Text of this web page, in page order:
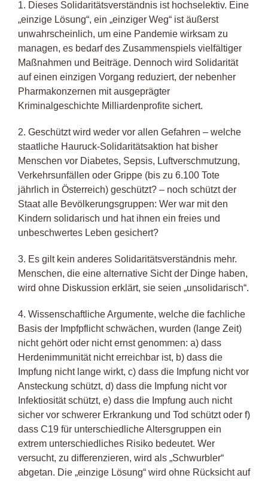
1. Dieses Solidaritätsverständnis ist hochselektiv. Eine
„einzige Lösung“, ein „einziger Weg“ ist äußerst
unwahrscheinlich, um eine Pandemie wirksam zu
managen, es bedarf des Zusammenspiels vielfältiger
Maßnahmen und Beiträge. Dennoch wird Solidarität
auf einen einzigen Vorgang reduziert, der nebenher
Pharmakonzernen mit ausgeprägter
Kriminalgeschichte Milliardenprofite sichert.
2. Geschützt wird weder vor allen Gefahren – welche
staatliche Hauruck-Solidaritätsaktion hat bisher
Menschen vor Diabetes, Sepsis, Luftverschmutzung,
Verkehrsunfällen oder Grippe (bis zu 6.100 Tote
jährlich in Österreich) geschützt? – noch schützt der
Staat alle Bevölkerungsgruppen: Wer war mit den
Kindern solidarisch und hat ihnen ein freies und
unbeschwertes Leben gesichert?
3. Es gilt kein anderes Solidaritätsverständnis mehr.
Menschen, die eine alternative Sicht der Dinge haben,
wird ohne Diskussion erklärt, sie seien „unsolidarisch“.
4. Wissenschaftliche Argumente, welche die fachliche
Basis der Impfpflicht schwächen, wurden (lange Zeit)
nicht gehört oder nicht ernst genommen: a) dass
Herdenimmunität nicht erreichbar ist, b) dass die
Impfung nicht lange wirkt, c) dass die Impfung nicht vor
Ansteckung schützt, d) dass die Impfung nicht vor
Infektiosität schützt, e) dass die Impfung auch nicht
sicher vor schwerer Erkrankung und Tod schützt oder f)
dass C19 für unterschiedliche Altersgruppen ein
extrem unterschiedliches Risiko bedeutet. Wer
versucht, zu differenzieren, wird als „Schwurbler“
abgetan. Die „einzige Lösung“ wird ohne Rücksicht auf